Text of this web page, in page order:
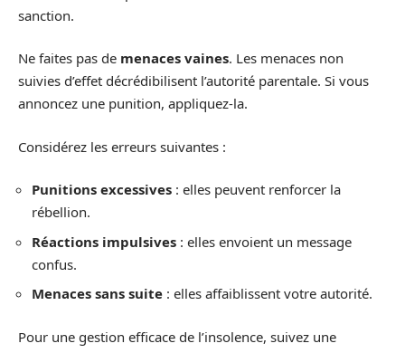
sanction.
Ne faites pas de menaces vaines. Les menaces non
suivies d’effet décrédibilisent l’autorité parentale. Si vous
annoncez une punition, appliquez-la.
Considérez les erreurs suivantes :
Punitions excessives : elles peuvent renforcer la
rébellion.
Réactions impulsives : elles envoient un message
confus.
Menaces sans suite : elles affaiblissent votre autorité.
Pour une gestion efficace de l’insolence, suivez une